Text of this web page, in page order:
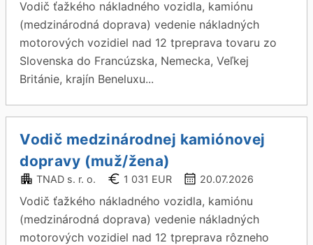
Vodič ťažkého nákladného vozidla, kamiónu
(medzinárodná doprava) vedenie nákladných
motorových vozidiel nad 12 tpreprava tovaru zo
Slovenska do Francúzska, Nemecka, Veľkej
Británie, krajín Beneluxu...
Vodič medzinárodnej kamiónovej
dopravy (muž/žena)
TNAD s. r. o. 1 031 EUR 20.07.2026
Vodič ťažkého nákladného vozidla, kamiónu
(medzinárodná doprava) vedenie nákladných
motorových vozidiel nad 12 tpreprava rôzneho